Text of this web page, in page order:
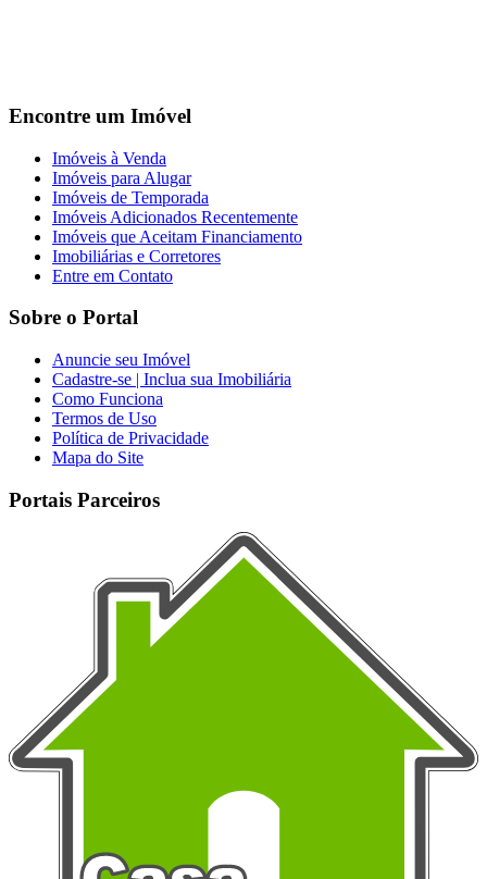
Encontre um Imóvel
Imóveis à Venda
Imóveis para Alugar
Imóveis de Temporada
Imóveis Adicionados Recentemente
Imóveis que Aceitam Financiamento
Imobiliárias e Corretores
Entre em Contato
Sobre o Portal
Anuncie seu Imóvel
Cadastre-se | Inclua sua Imobiliária
Como Funciona
Termos de Uso
Política de Privacidade
Mapa do Site
Portais Parceiros